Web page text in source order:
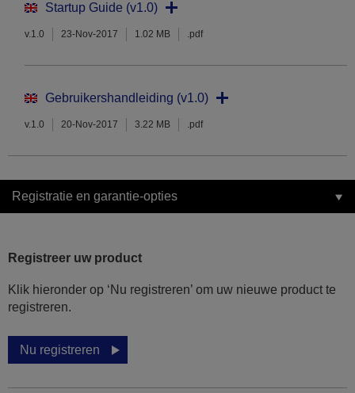
Startup Guide (v1.0)
v.1.0 23-Nov-2017 1.02 MB .pdf
Gebruikershandleiding (v1.0)
v.1.0 20-Nov-2017 3.22 MB .pdf
Registratie en garantie-opties
Registreer uw product
Klik hieronder op ‘Nu registreren’ om uw nieuwe product te
registreren.
Nu registreren